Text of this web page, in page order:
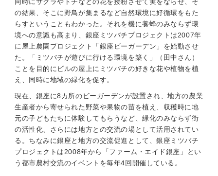
の結果、そこに野鳥が集まるなど自然環境に好循環をもた
らすということもわかった。それを機に養蜂のみならず環
境への意識も高まり、銀座ミツバチプロジェクトは2007年
に屋上農園プロジェクト「銀座ビーガーデン」を始動させ
た。「ミツバチが遊びに行ける環境を築く」（田中さん）
ことを目的にビルの屋上にミツバチの好きな花や植物を植
え、同時に地域の緑化を促す。
現在、銀座に8カ所のビーガーデンが設置され、地方の農業
生産者から寄せられた野菜や果物の苗を植え、収穫時に地
元の子どもたちに体験してもらうなど、緑化のみならず街
の活性化、さらには地方との交流の場として活用されてい
る。ちなみに銀座と地方の交流促進として、銀座ミツバチ
プロジェクトは2008年から「ファーム・エイド銀座」とい
う都市農村交流のイベントを毎年4回開催している。